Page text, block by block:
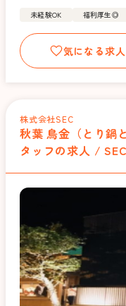
未経験OK 福利厚生◎
気になる求人
株式会社SEC
秋葉 鳥金（とり鍋
タッフの求人 /